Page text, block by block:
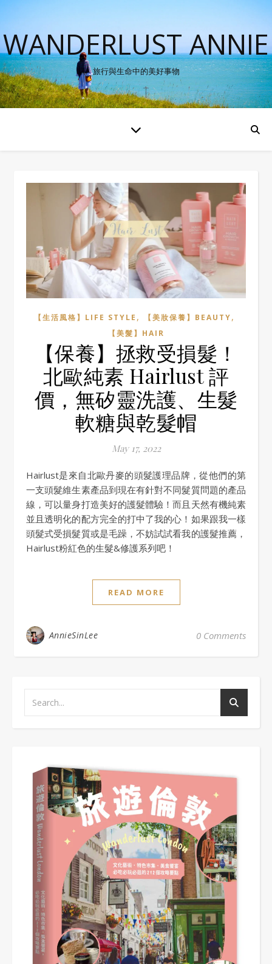
WANDERLUST ANNIE
旅行與生命中的美好事物
【生活風格】LIFE STYLE , 【美妝保養】BEAUTY,
【美髮】HAIR
【保養】拯救受損髮！
北歐純素 Hairlust 評
價，無矽靈洗護、生髮
軟糖與乾髮帽
May 17, 2022
Hairlust是來自北歐丹麥的頭髮護理品牌，從他們的第
一支頭髮維生素產品到現在有針對不同髮質問題的產品
線，可以量身打造美好的護髮體驗！而且天然有機純素
並且透明化的配方完全的打中了我的心！如果跟我一樣
頭髮式受損髮質或是毛躁，不妨試試看我的護髮推薦，
Hairlust粉紅色的生髮&修護系列吧！
READ MORE
AnnieSinLee 0 Comments